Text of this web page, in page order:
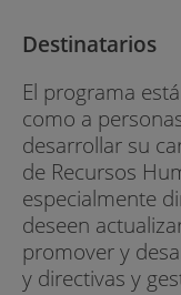
Destinatarios
El programa
como a
desarrollar su
de Recursos
especialmente
deseen
promover y
y directivas y